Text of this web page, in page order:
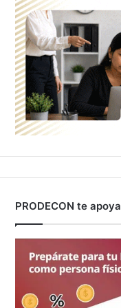
PRODECON te apoya